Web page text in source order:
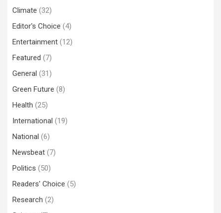
Climate (32)
Editor's Choice (4)
Entertainment (12)
Featured (7)
General (31)
Green Future (8)
Health (25)
International (19)
National (6)
Newsbeat (7)
Politics (50)
Readers' Choice (5)
Research (2)